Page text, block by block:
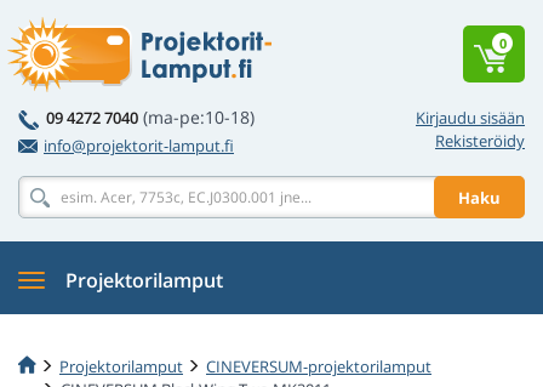
Kirjaudu sisään
Rekisteröidy
09 4272 7040 (ma-pe:10-18)
info@projektorit-lamput.fi
Haku
0
Projektorilamput
Projektorilamput
CINEVERSUM-projektorilamput